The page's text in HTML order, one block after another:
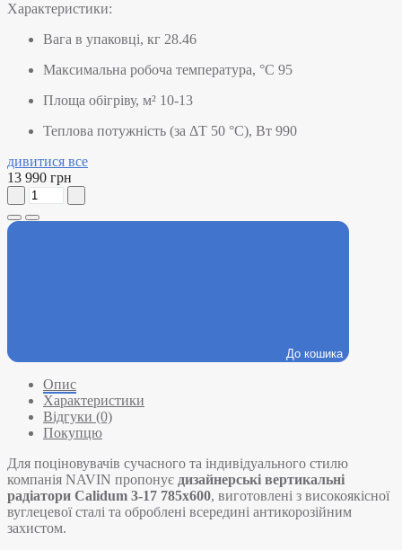
Характеристики:
Вага в упаковці, кг 28.46
Максимальна робоча температура, °C 95
Площа обігріву, м² 10-13
Теплова потужність (за ΔT 50 °C), Вт 990
дивитися все
13 990 грн
До кошика
Опис
Характеристики
Відгуки (0)
Покупцю
Для поціновувачів сучасного та індивідуального стилю
компанія NAVIN пропонує дизайнерські вертикальні
радіатори Calidum 3-17 785х600, виготовлені з високоякісної
вуглецевої сталі та оброблені всередині антикорозійним
захистом.